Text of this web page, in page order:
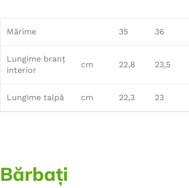
Mărime 35 36
Lungime branț
interior
cm 22,8 23,5
Lungime talpă cm 22,3 23
Bărbați